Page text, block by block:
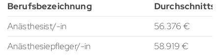
Berufsbezeichnung
Anästhesist/-in
56.376 €
Anästhesiepfleger/-in
58.919 €